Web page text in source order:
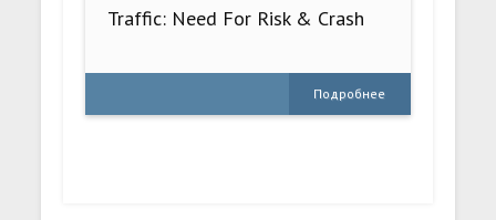
Traffic: Need For Risk & Crash
Подробнее